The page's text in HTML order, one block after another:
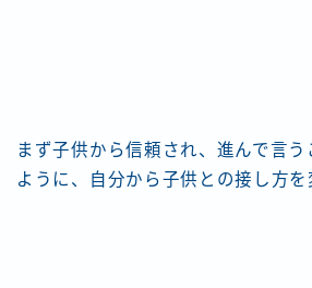
まず子供から信頼され、進んで言
ように、自分から子供との接し方を